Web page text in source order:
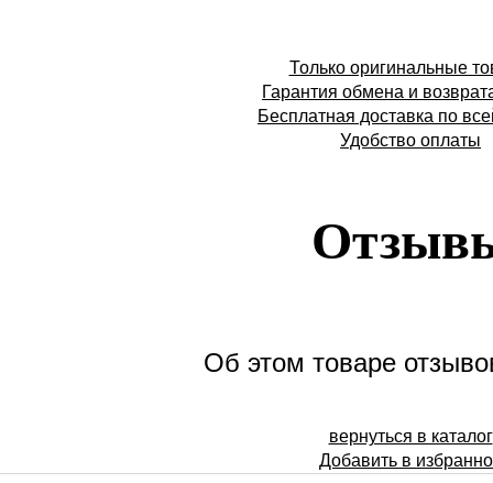
Только оригинальные
Гарантия обмена и
Бесплатная доставка по
Удобство оплаты
Об этом товаре
вернуться в каталог
Добавить в